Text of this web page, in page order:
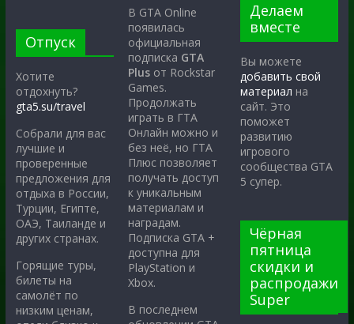
Отпуск
Хотите
отдохнуть?
gta5.su/travel
Собрали для вас
лучшие и
проверенные
предложения для
отдыха в России,
Турции, Египте,
ОАЭ, Таиланде и
других странах.
Горящие туры,
билеты на
самолёт по
низким ценам,
В GTA Online
появилась
официальная
подписка GTA
Plus от Rockstar
Games.
Продолжать
играть в ГТА
Онлайн можно и
без неё, но ГТА
Плюс позволяет
получать доступ
к уникальным
материалам и
наградам.
Подписка GTA +
доступна для
PlayStation и
Xbox.
В последнем
Делаем
вместе
Вы можете
добавить свой
материал на
сайт. Это
поможет
развитию
игрового
сообщества GTA
5 супер.
Чёрная
пятница
скидки и
распродажи
Super